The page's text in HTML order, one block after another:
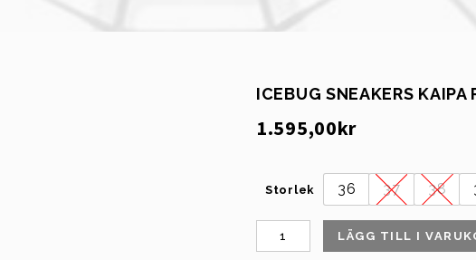
ICEBUG SNEAKERS KAIPA
1.595,00kr
Storlek 36 37 38
LÄGG TILL I